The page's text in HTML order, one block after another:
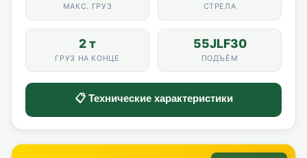
МАКС. ГРУЗ СТРЕЛА
2 т
ГРУЗ НА КОНЦЕ
55JLF30
ПОДЪЁМ
📋 Технические характеристики